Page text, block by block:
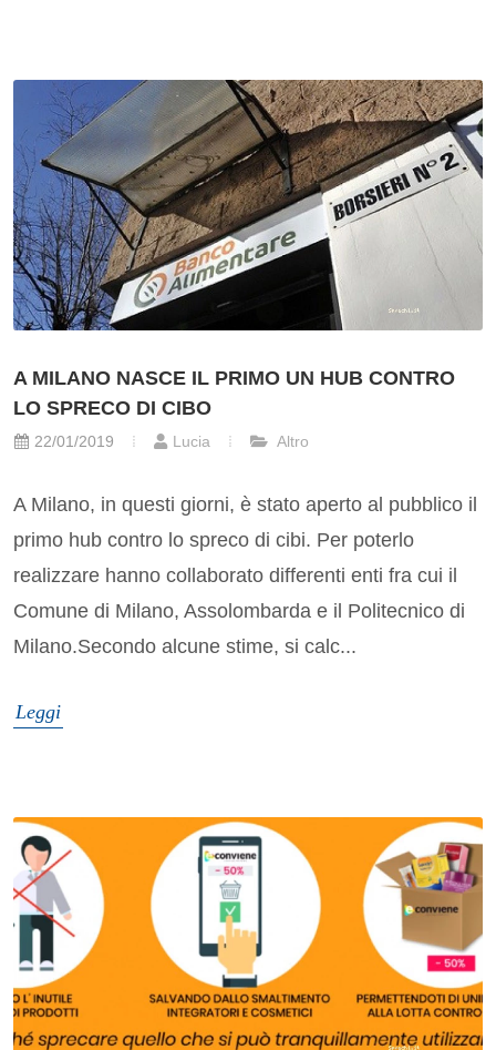
A MILANO NASCE IL PRIMO UN HUB CONTRO
LO SPRECO DI CIBO
22/01/2019 Lucia Altro
A Milano, in questi giorni, è stato aperto al pubblico il
primo hub contro lo spreco di cibi. Per poterlo
realizzare hanno collaborato differenti enti fra cui il
Comune di Milano, Assolombarda e il Politecnico di
Milano.Secondo alcune stime, si calc...
Leggi